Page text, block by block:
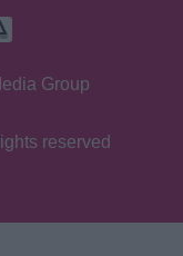
Group
reserved